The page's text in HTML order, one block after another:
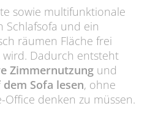
sowie multifunktionale
Schlafsofa und ein
räumen Fläche frei
Dadurch entsteht
Zimmernutzung und
Sofa lesen, ohne
Office denken zu müssen.